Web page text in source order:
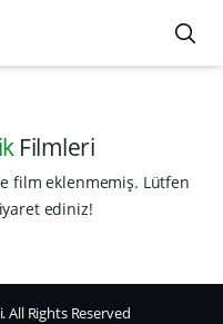
Filmleri
film eklenmemiş. Lütfen
ediniz!
All Rights Reserved